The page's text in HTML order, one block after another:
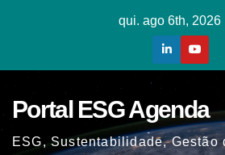
qui. ago 6th, 2026
Portal ESG Agenda
ESG, Sustentabilidade, Gestão